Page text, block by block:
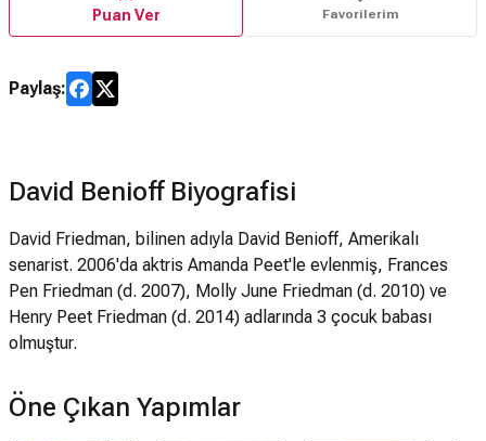
Puan Ver Favorilerim
Paylaş:
David Benioff Biyografisi
David Friedman, bilinen adıyla David Benioff, Amerikalı
senarist. 2006'da aktris Amanda Peet'le evlenmiş, Frances
Pen Friedman (d. 2007), Molly June Friedman (d. 2010) ve
Henry Peet Friedman (d. 2014) adlarında 3 çocuk babası
olmuştur.
Öne Çıkan Yapımlar